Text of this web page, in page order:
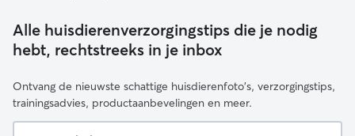
Alle huisdierenverzorgingstips die je nodig
hebt, rechtstreeks in je inbox
Ontvang de nieuwste schattige huisdierenfoto's, verzorgingstips,
trainingsadvies, productaanbevelingen en meer.